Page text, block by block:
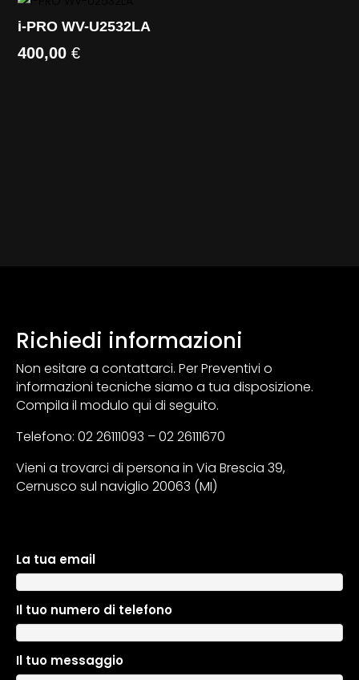
i-PRO WV-U2532LA
400,00€
Richiedi informazioni
Non esitare a contattarci. Per Preventivi o
informazioni tecniche siamo a tua disposizione.
Compila il modulo qui di seguito.
Telefono: 02 26111093 – 02 26111670
Vieni a trovarci di persona in Via Brescia 39,
Cernusco sul naviglio 20063 (MI)
La tua email
Il tuo numero di telefono
Il tuo messaggio
A
l
e
n
a